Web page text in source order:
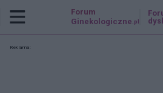
Forum
Ginekologiczne .pl
Reklama: